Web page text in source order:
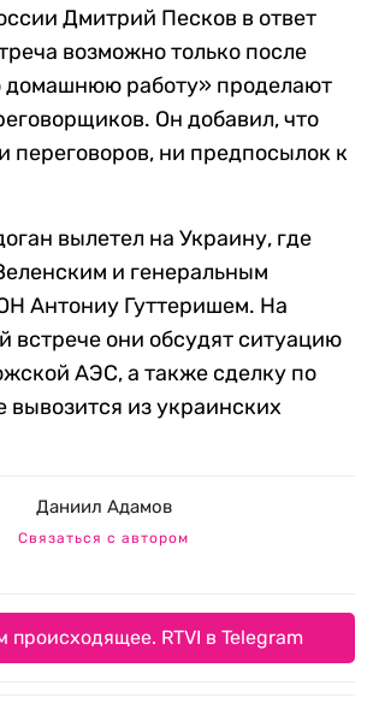
Дмитрий Песков в ответ
возможно только после
домашнюю работу» проделают
Он добавил, что
переговоров, ни предпосылок к
вылетел на Украину, где
и генеральным
Антониу Гуттеришем. На
встрече они обсудят ситуацию
АЭС, а также сделку по
вывозится из украинских
Даниил Адамов
Связаться с автором
происходящее. RTVI в Telegram